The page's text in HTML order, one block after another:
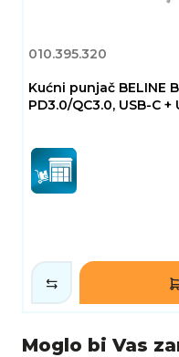
010.395.320
Kućni punjač BELINE
PD3.0/QC3.0, USB-C +
Moglo bi Vas